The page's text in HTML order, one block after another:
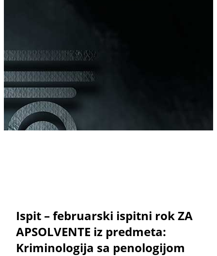
Ispit – februarski ispitni rok ZA
APSOLVENTE iz predmeta:
Kriminologija sa penologijom